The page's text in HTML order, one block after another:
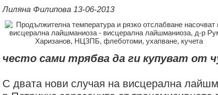
всички
Всички
оферти
Промоции,
за
зехтин
Лиляна Филипова 13-06-2013
често сами трябва да ги купуват от
С двата нови случая на висцерална